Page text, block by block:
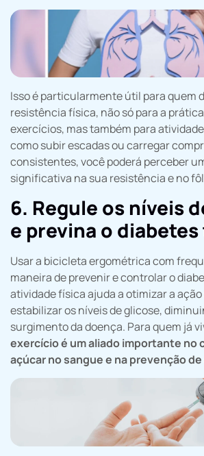
Isso é particularmente útil para quem
resistência física, não só para a
exercícios, mas também para
como subir escadas ou carregar
consistentes, você poderá perceber
significativa na sua resistência e no
6. Regule os níveis
e previna o
Usar a bicicleta ergométrica com
maneira de prevenir e controlar o
atividade física ajuda a otimizar a
estabilizar os níveis de glicose,
surgimento da doença. Para quem já
exercício é um aliado importante no
açúcar no sangue e na prevenção